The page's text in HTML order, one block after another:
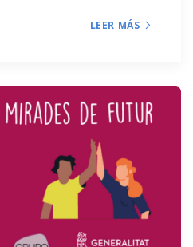
LEER MÁS